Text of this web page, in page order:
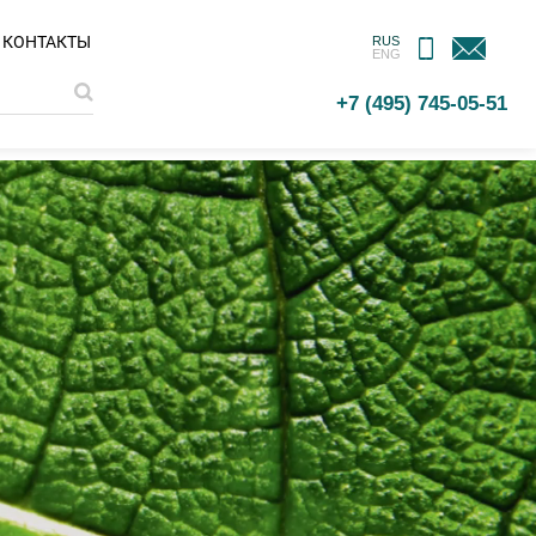
КОНТАКТЫ
RUS
ENG
МОБИЛЬНОЕ
ПРИЛОЖЕНИЕ
ОБРАТНАЯ
СВЯЗЬ
+7 (495) 745-05-51